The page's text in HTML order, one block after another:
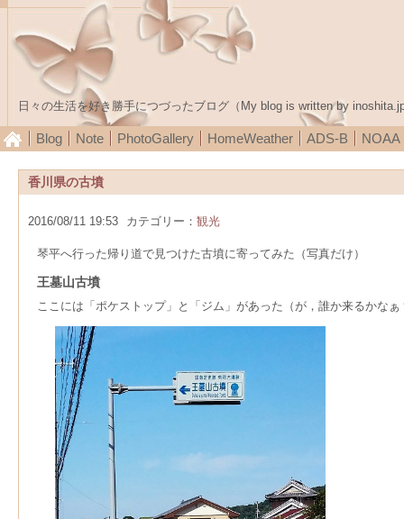
日々の生活を好き勝手につづったブログ（My blog is written by
Blog Note PhotoGallery HomeWeather ADS-B NOAA
香川県の古墳
2016/08/11 19:53 カテゴリー： 観光
琴平へ行った帰り道で見つけた古墳に寄ってみた（写真だけ）
王墓山古墳
ここには「ポケストップ」と「ジム」があった（が，誰か来るかなぁ